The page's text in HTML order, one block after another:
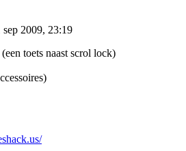
sep 2009, 23:19
toets naast scrol lock)